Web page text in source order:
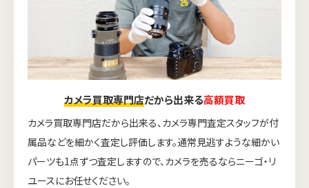
カメラ買取専門店だから出来る高額買取
カメラ買取専門店だから出来る、カメラ専門査定スタッフが付
属品などを細かく査定し評価します。通常見逃すような細かい
パーツも1点ずつ査定しますので、カメラを売るならニーゴ・リ
ユースにお任せください。